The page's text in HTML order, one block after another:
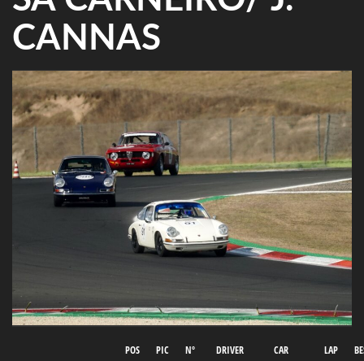
CANNAS
POS PIC Nº DRIVER CAR LAP